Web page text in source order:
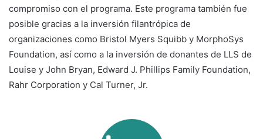
compromiso con el programa. Este programa también fue
posible gracias a la inversión filantrópica de
organizaciones como Bristol Myers Squibb y MorphoSys
Foundation, así como a la inversión de donantes de LLS de
Louise y John Bryan, Edward J. Phillips Family Foundation,
Rahr Corporation y Cal Turner, Jr.